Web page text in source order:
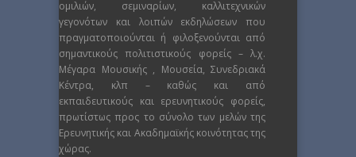
ομιλιών, σεμιναρίων, καλλιτεχνικών
γεγονότων και λοιπών εκδηλώσεων που
πραγματοποιούνται ή φιλοξενούνται από
σημαντικούς πολιτιστικούς φορείς – λ.χ.
Μέγαρα Μουσικής , Μουσεία, Συνεδριακά
Κέντρα, κλπ – καθώς και από
εκπαιδευτικούς και ερευνητικούς φορείς,
πρωτίστως προς το σύνολο των μελών της
Ερευνητικής και Ακαδημαϊκής κοινότητας της
χώρας.